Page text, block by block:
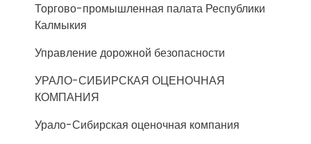
Торгово-промышленная палата Республики
Калмыкия
Управление дорожной безопасности
УРАЛО-СИБИРСКАЯ ОЦЕНОЧНАЯ
КОМПАНИЯ
Урало-Сибирская оценочная компания